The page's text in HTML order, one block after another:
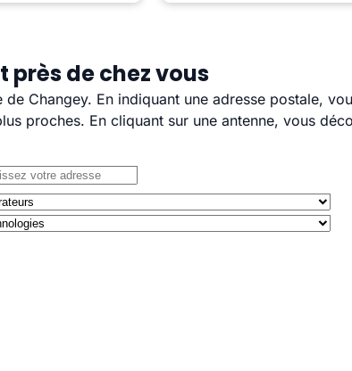
près de chez vous
Changey. En indiquant une adresse postale,
proches. En cliquant sur une antenne, vous